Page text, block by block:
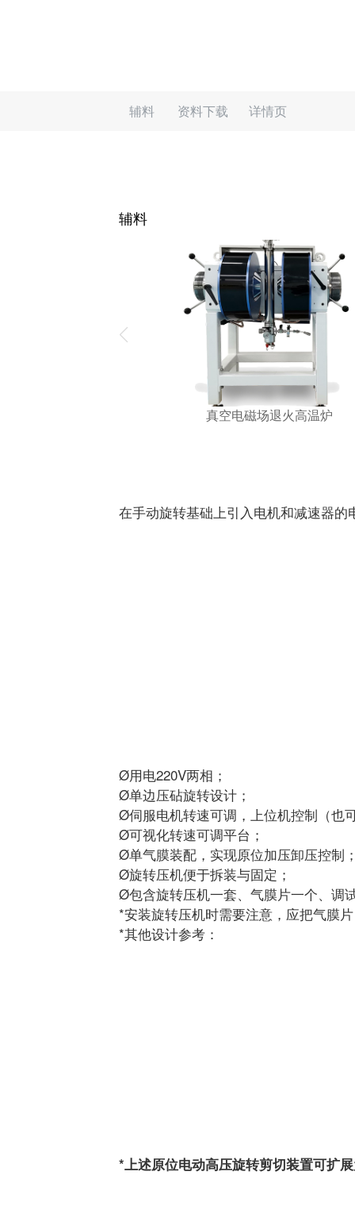
辅料 资料下载 详情页
辅料
真空电磁场退火高温炉
在手动旋转基础上引入电机和减速器的
Ø用电220V两相；
Ø单边压砧旋转设计；
Ø伺服电机转速可调，上位机控制（也
Ø可视化转速可调平台；
Ø单气膜装配，实现原位加压卸压控制
Ø旋转压机便于拆装与固定；
Ø包含旋转压机一套、气膜片一个、调
*安装旋转压机时需要注意，应把气膜
*其他设计参考：
*上述原位电动高压旋转剪切装置可扩